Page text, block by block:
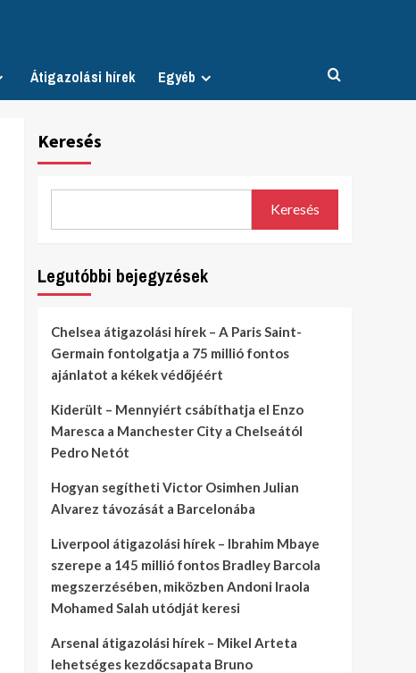
Átigazolási hírek Egyéb
Keresés
Keresés
Legutóbbi bejegyzések
Chelsea átigazolási hírek – A Paris Saint-
Germain fontolgatja a 75 millió fontos
ajánlatot a kékek védőjéért
Kiderült – Mennyiért csábíthatja el Enzo
Maresca a Manchester City a Chelseától
Pedro Netót
Hogyan segítheti Victor Osimhen Julian
Alvarez távozását a Barcelonába
Liverpool átigazolási hírek – Ibrahim Mbaye
szerepe a 145 millió fontos Bradley Barcola
megszerzésében, miközben Andoni Iraola
Mohamed Salah utódját keresi
Arsenal átigazolási hírek – Mikel Arteta
lehetséges kezdőcsapata Bruno